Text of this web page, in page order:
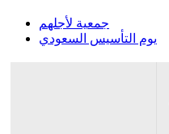
جمعية لأجلهم
يوم التأسيس السعودي